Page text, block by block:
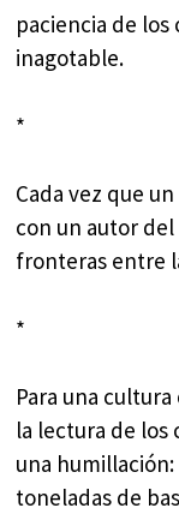
paciencia de
inagotable.
*
Cada vez que
con un autor del
fronteras entre
*
Para una
la lectura de los
una
toneladas de